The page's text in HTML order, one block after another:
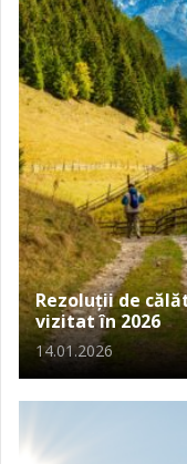
Rezoluții de
vizitat în 2026
14.01.2026